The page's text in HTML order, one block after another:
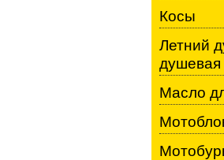
Косы
Летний
душевая
Масло